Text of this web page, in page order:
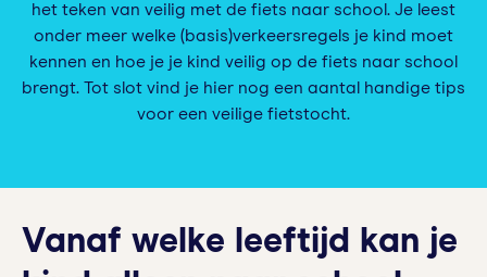
het teken van veilig met de fiets naar school. Je leest
onder meer welke (basis)verkeersregels je kind moet
kennen en hoe je je kind veilig op de fiets naar school
brengt. Tot slot vind je hier nog een aantal handige tips
voor een veilige fietstocht.
Vanaf welke leeftijd kan je